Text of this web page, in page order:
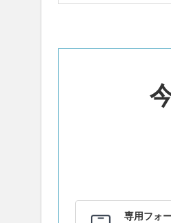
専用フォ